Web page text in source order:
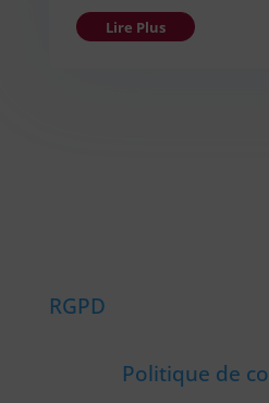
Lire Plus
RGPD
Politique de